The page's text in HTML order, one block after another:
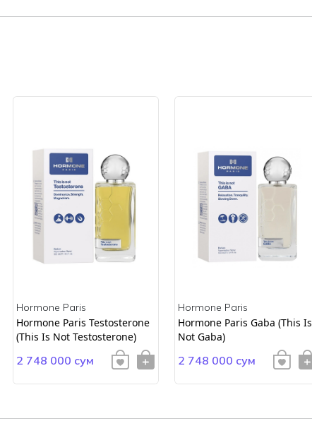
Hormone Paris
Hormone Paris Testosterone
(This Is Not Testosterone)
2 748 000 сум
Hormone Paris
Hormone Paris Gaba (This Is
Not Gaba)
2 748 000 сум